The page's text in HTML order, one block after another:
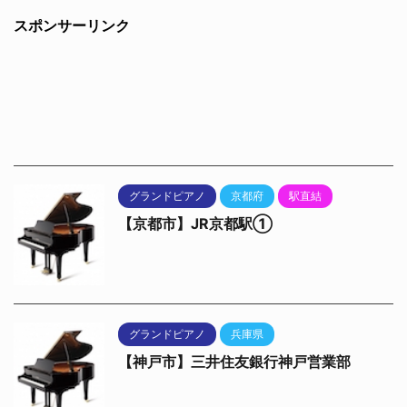
スポンサーリンク
グランドピアノ 京都府 駅直結
【京都市】JR京都駅①
グランドピアノ 兵庫県
【神戸市】三井住友銀行神戸営業部